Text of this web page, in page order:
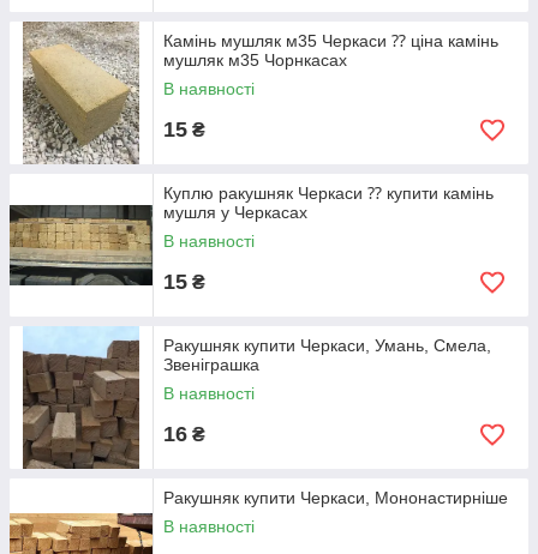
Камінь мушляк м35 Черкаси ⁇ ціна камінь
мушляк м35 Чорнкасах
В наявності
15 ₴
Куплю ракушняк Черкаси ⁇ купити камінь
мушля у Черкасах
В наявності
15 ₴
Ракушняк купити Черкаси, Умань, Смела,
Звеніграшка
В наявності
16 ₴
Ракушняк купити Черкаси, Мононастирніше
В наявності